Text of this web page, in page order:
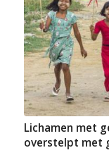
Lichamen met
overstelpt met